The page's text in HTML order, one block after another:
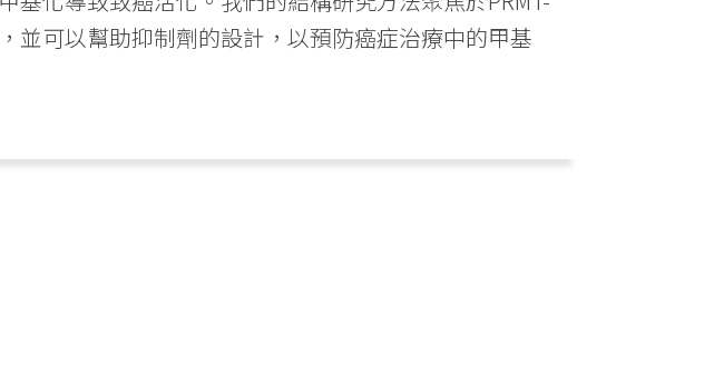
並可以幫助抑制劑的設計，以預防癌症治療中的甲基